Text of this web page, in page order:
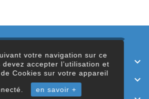
votre navigation sur ce
devez accepter l’utilisation et
Cookies sur votre appareil
en savoir +
ICI 
